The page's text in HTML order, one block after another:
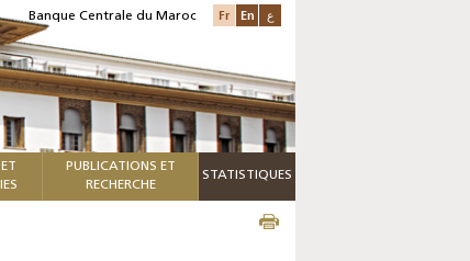
Banque Centrale du Maroc Fr En ع
PUBLICATIONS ET
RECHERCHE
STATISTIQUES